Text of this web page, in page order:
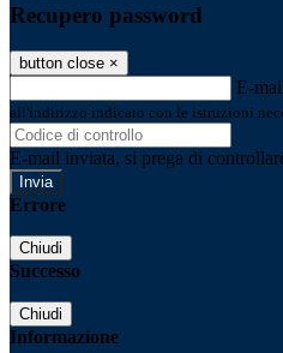
Recupero password
button close ×
E-
all'indirizzo indicato con le istruzioni
E-mail inviata, si prega di
Errore
Chiudi
Successo
Chiudi
Informazione